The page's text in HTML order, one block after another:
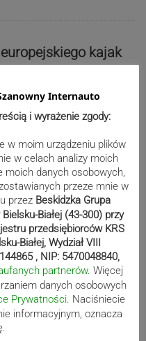
kajak
przez trzy dni
w Wiśle.
zmieniła
Internauto
i wyrażenie zgody:
w moim urządzeniu plików
w celach analizy moich
moich danych osobowych,
przeze mnie w
przez Beskidzka Grupa
Białej (43-300) przy
przedsiębiorców KRS
Białej, Wydział VIII
, NIP: 5470048840,
partnerów. Więcej
danych osobowych
Prywatności. Naciśniecie
informacyjnym, oznacza